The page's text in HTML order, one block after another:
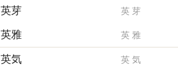
英芽 英 芽
英雅 英 雅
英気 英 気